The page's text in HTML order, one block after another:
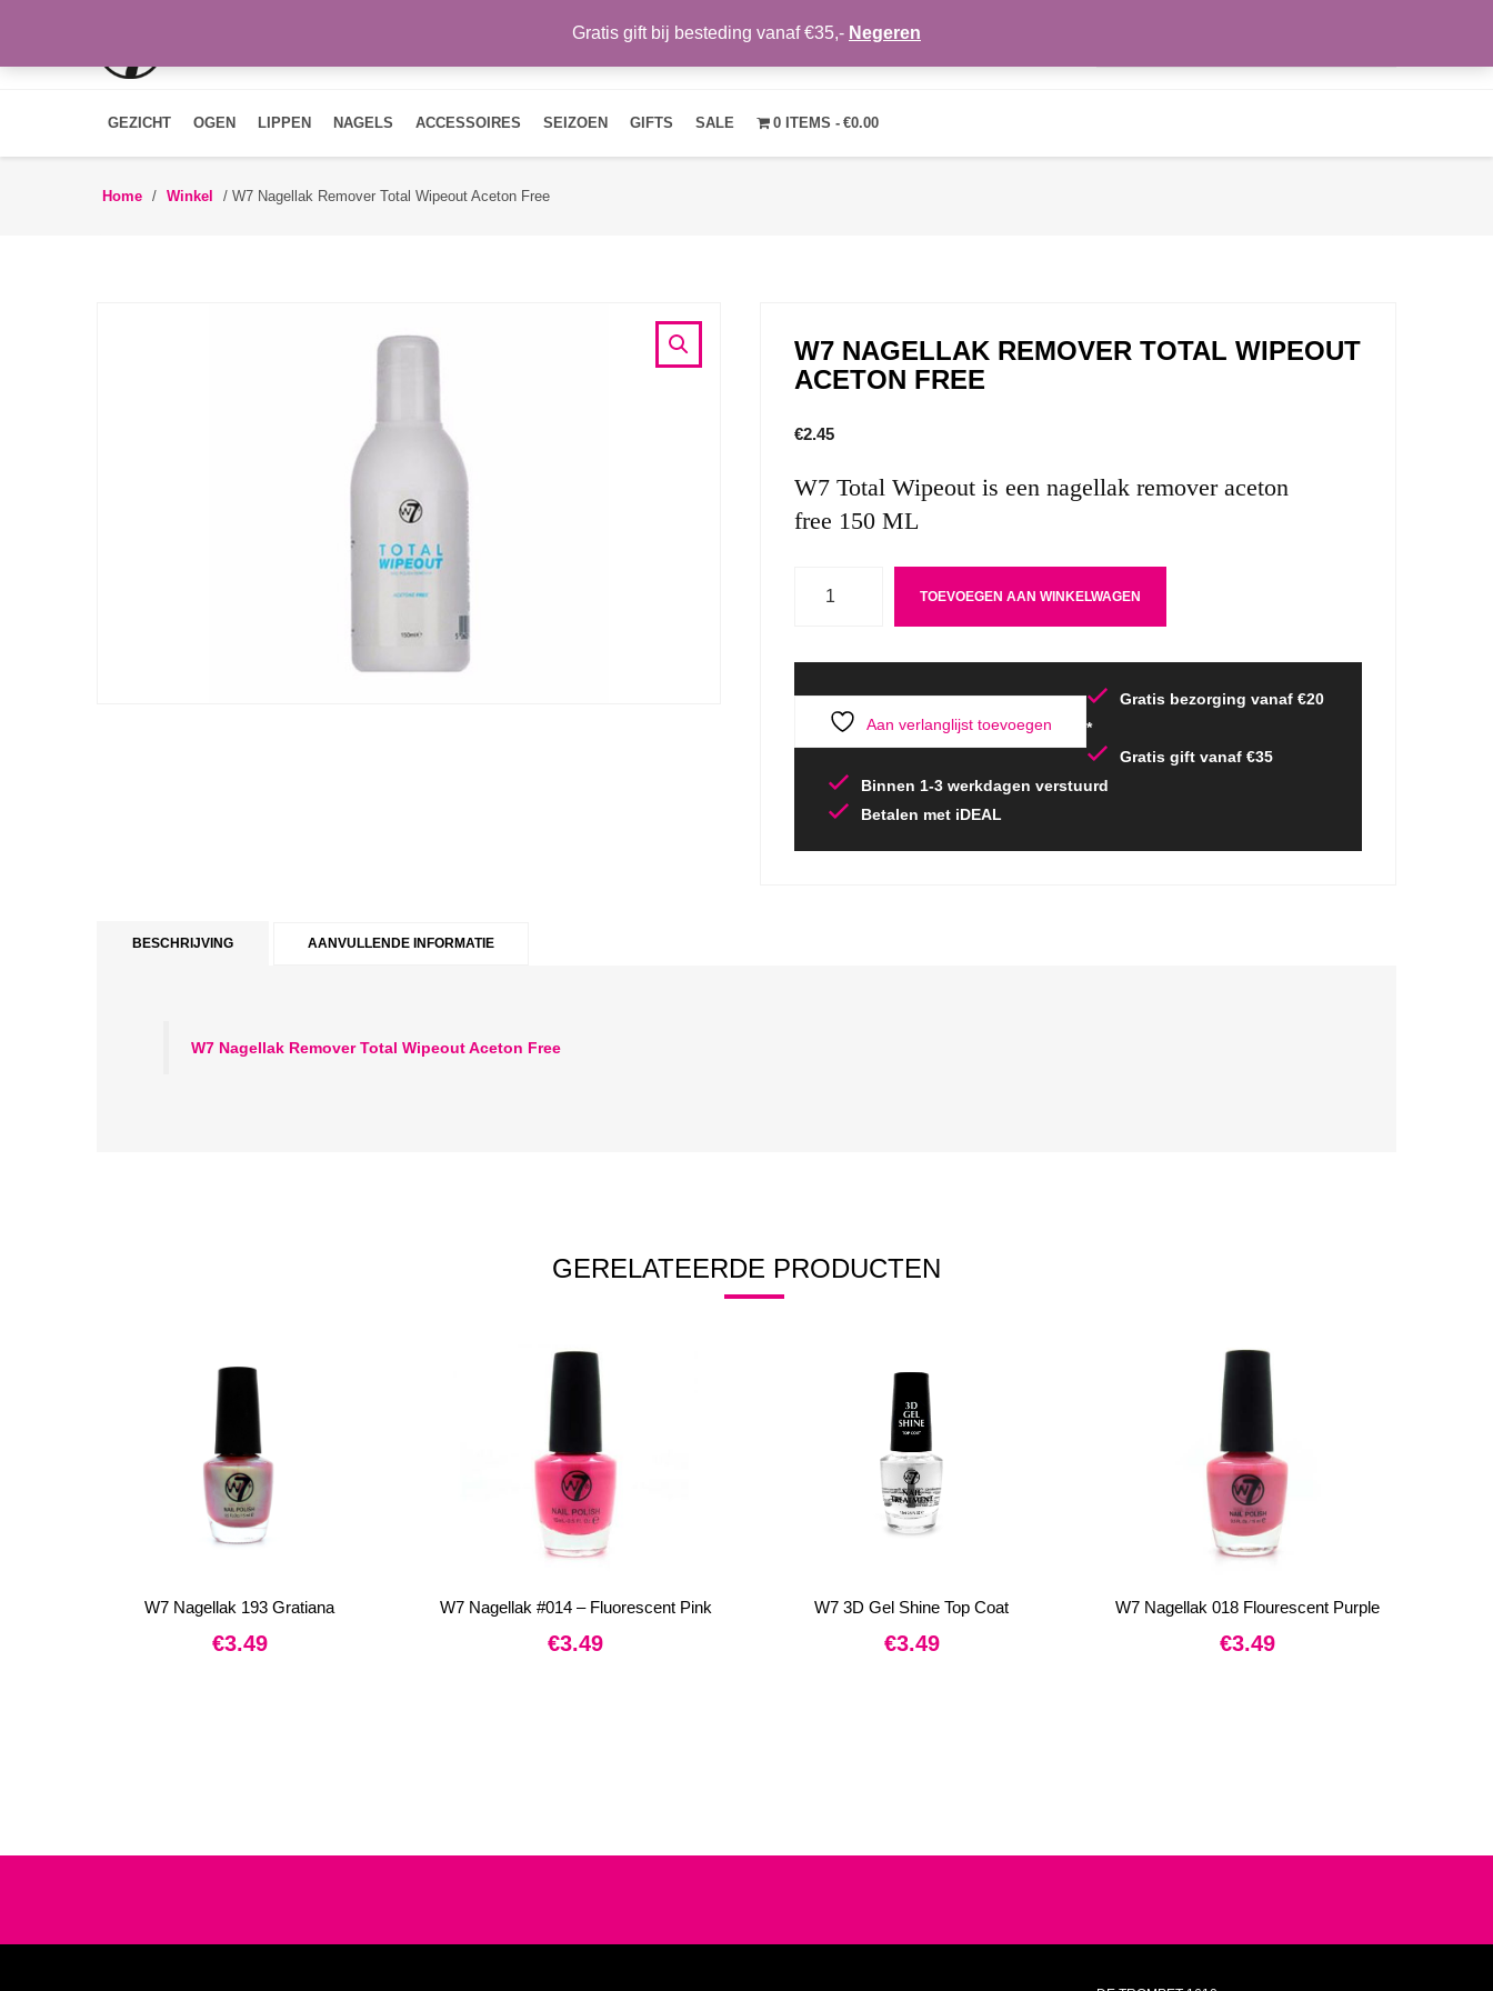
OVER ONS NIEUWS CONTACT MIJN ACCOUNT
GEZICHT OGEN LIPPEN NAGELS ACCESSOIRES SEIZOEN GIFTS SALE 0 ITEMS €0.00
Home / Winkel / W7 Nagellak Remover Total Wipeout Aceton Free
W7 NAGELLAK REMOVER TOTAL WIPEOUT
ACETON FREE
€2.45
W7 Total Wipeout is een nagellak remover aceton
free 150 ML
TOEVOEGEN AAN WINKELWAGEN
Aan verlanglijst toevoegen
Gratis bezorging vanaf €20
*
Gratis gift vanaf €35
Binnen 1-3 werkdagen verstuurd
Betalen met iDEAL
BESCHRIJVING AANVULLENDE INFORMATIE
W7 Nagellak Remover Total Wipeout Aceton Free
GERELATEERDE PRODUCTEN
W7 Nagellak 193 Gratiana
€3.49
W7 Nagellak #014 – Fluorescent Pink
€3.49
W7 3D Gel Shine Top Coat
€3.49
W7 Nagellak 018 Flourescent Purple
€3.49
Gratis gift bij besteding vanaf €35,- Negeren